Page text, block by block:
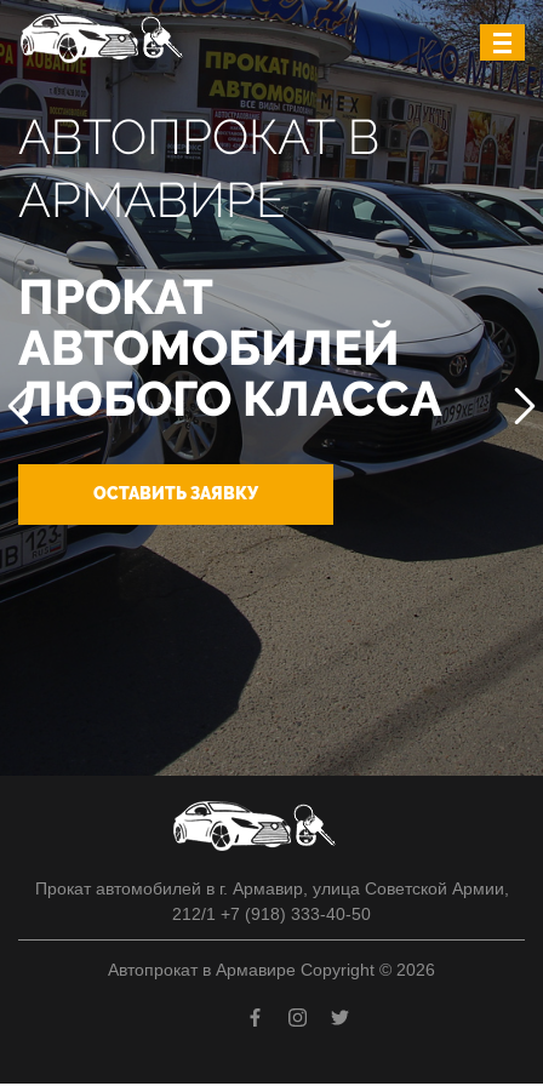
АВТОПРОКАТ В
АРМАВИРЕ
ПРОКАТ
АВТОМОБИЛЕЙ
ЛЮБОГО КЛАССА
ОСТАВИТЬ ЗАЯВКУ
Прокат автомобилей в г. Армавир, улица Советской Армии,
212/1 +7 (918) 333-40-50
Автопрокат в Армавире Copyright © 2026